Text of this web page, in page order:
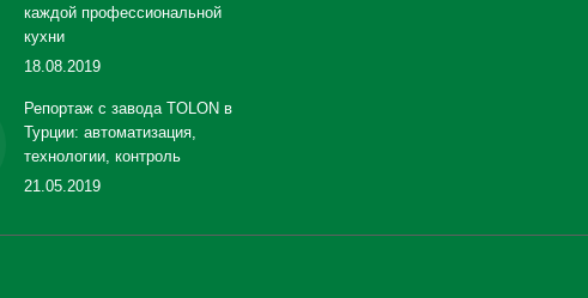
каждой профессиональной
кухни
18.08.2019
Репортаж с завода TOLON в
Турции: автоматизация,
технологии, контроль
21.05.2019